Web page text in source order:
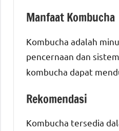
Manfaat Kombucha
Kombucha adalah
pencernaan dan
kombucha dapat
Rekomendasi
Kombucha tersedia